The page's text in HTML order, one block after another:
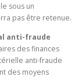
sous un
pas être retenue.
anti-fraude
des finances
anti-fraude
des moyens